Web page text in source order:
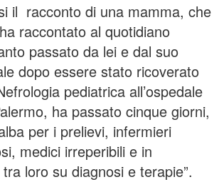
il racconto di una mamma, che
raccontato al quotidiano
passato da lei e dal suo
dopo essere stato ricoverato
pediatrica all’ospedale
ha passato cinque giorni,
per i prelievi, infermieri
medici irreperibili e in
loro su diagnosi e terapie”.